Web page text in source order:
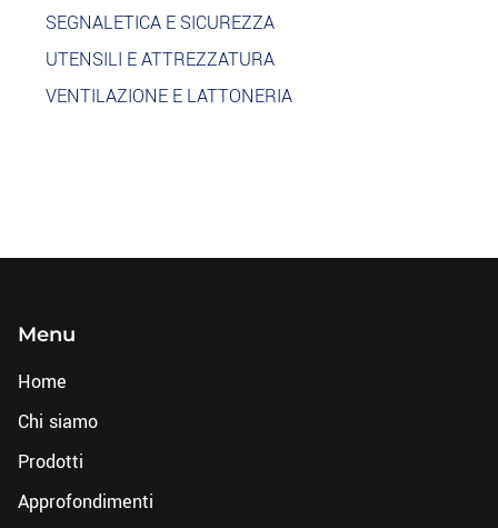
SEGNALETICA E SICUREZZA
UTENSILI E ATTREZZATURA
VENTILAZIONE E LATTONERIA
Menu
Home
Chi siamo
Prodotti
Approfondimenti